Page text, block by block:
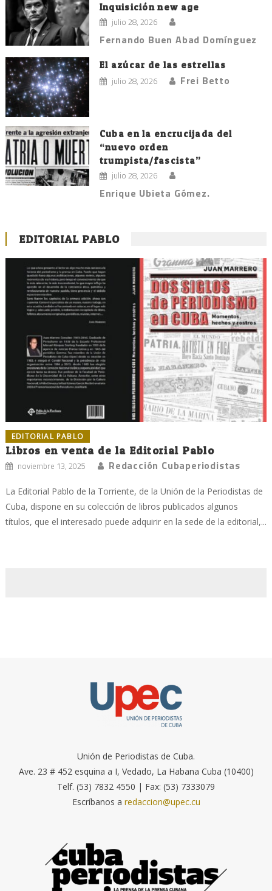
Inquisición new age
julio 28, 2026
Fernando Buen Abad Domínguez
El azúcar de las estrellas
julio 28, 2026 Frei Betto
Cuba en la encrucijada del
“nuevo orden
trumpista/fascista”
julio 28, 2026
Enrique Ubieta Gómez.
EDITORIAL PABLO
EDITORIAL PABLO
Libros en venta de la Editorial Pablo
noviembre 13, 2025 Redacción Cubaperiodistas
La Editorial Pablo de la Torriente, de la Unión de la Periodistas de
Cuba, dispone en su colección de libros publicados algunos
títulos, que el interesado puede adquirir en la sede de la editorial,...
Unión de Periodistas de Cuba.
Ave. 23 # 452 esquina a I, Vedado, La Habana Cuba (10400)
Telf. (53) 7832 4550 | Fax: (53) 7333079
Escríbanos a redaccion@upec.cu